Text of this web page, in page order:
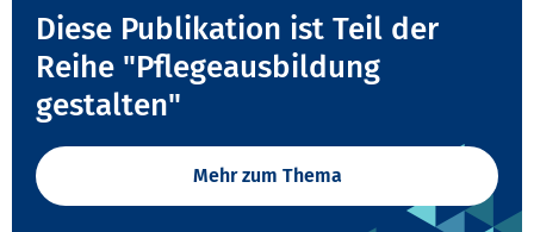
Diese Publikation ist Teil der
Reihe "Pflegeausbildung
gestalten"
Mehr zum Thema